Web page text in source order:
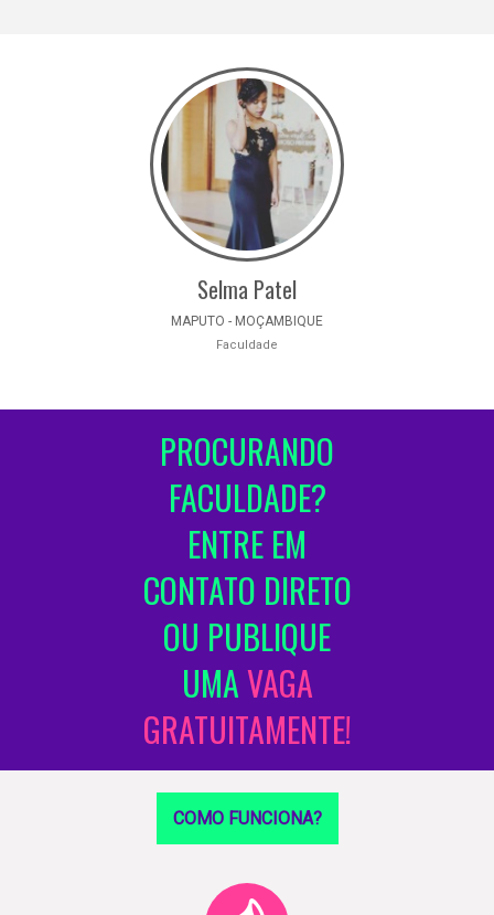
Selma Patel
MAPUTO - MOÇAMBIQUE
Faculdade
PROCURANDO
FACULDADE?
ENTRE EM
CONTATO DIRETO
OU PUBLIQUE
UMAVAGA
GRATUITAMENTE!
COMO FUNCIONA?